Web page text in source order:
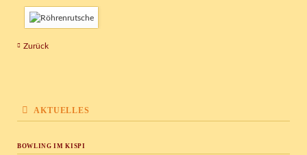
Zurück
AKTUELLES
BOWLING IM KISPI